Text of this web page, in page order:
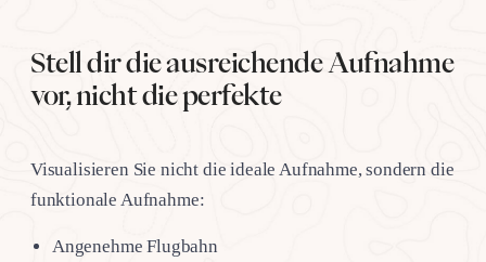
Stell dir die ausreichende Aufnahme
vor, nicht die perfekte
Visualisieren Sie nicht die ideale Aufnahme, sondern die
funktionale Aufnahme:
Angenehme Flugbahn